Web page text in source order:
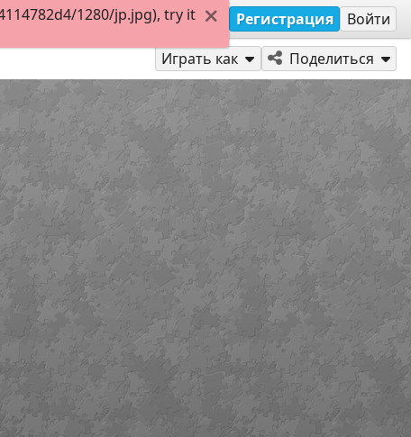
Регистрация Войти
Играть как Поделиться
1280/jp.jpg), try it